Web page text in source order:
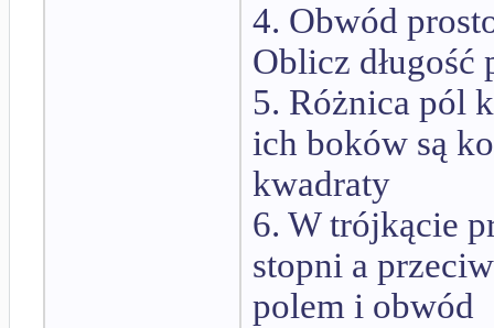
4. Obwód
Oblicz długość
5. Różnica pól
ich boków są
kwadraty
6. W trójkącie
stopni a
polem i obwód